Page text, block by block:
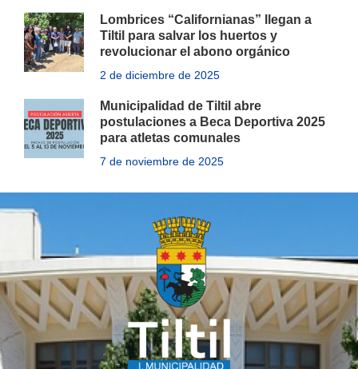
Lombrices “Californianas” llegan a
Tiltil para salvar los huertos y
revolucionar el abono orgánico
2 de diciembre de 2025
Municipalidad de Tiltil abre
postulaciones a Beca Deportiva 2025
para atletas comunales
7 de noviembre de 2025